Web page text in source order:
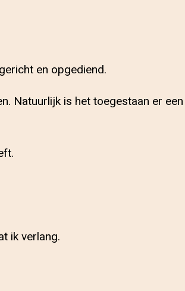
en opgediend.
Natuurlijk is het toegestaan er
ik verlang.